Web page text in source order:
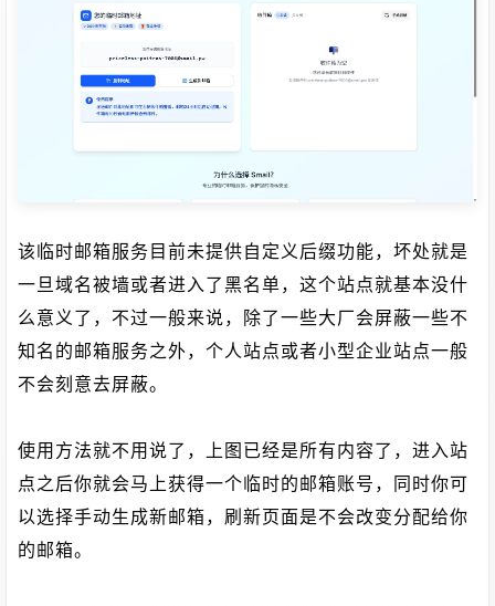
该临时邮箱服务目前未提供自定义后缀功能，坏处就是
一旦域名被墙或者进入了黑名单，这个站点就基本没什
么意义了，不过一般来说，除了一些大厂会屏蔽一些不
知名的邮箱服务之外，个人站点或者小型企业站点一般
不会刻意去屏蔽。
使用方法就不用说了，上图已经是所有内容了，进入站
点之后你就会马上获得一个临时的邮箱账号，同时你可
以选择手动生成新邮箱，刷新页面是不会改变分配给你
的邮箱。